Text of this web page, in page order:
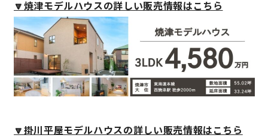
サイトマップ
よくある質問
🔽焼津モデルハウスの詳しい販売情報はこちら
🔽掛川平屋モデルハウスの詳しい販売情報はこちら